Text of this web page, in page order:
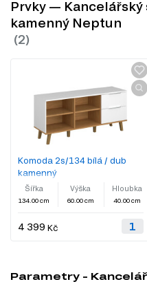
Prvky — Kancelářský
kamenný Neptun
Komoda 2s/134 bílá / dub
kamenný
Šířka
134.00 cm
Výška
60.00 cm
Hloubka
40.00 cm
4 399 Kč
Parametry -